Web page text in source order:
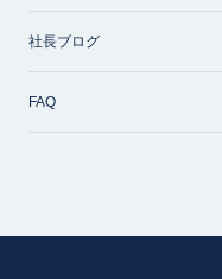
社長ブログ
FAQ